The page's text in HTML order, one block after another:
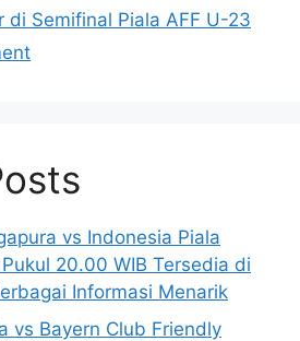
di Semifinal Piala AFF U-23
vs Indonesia Piala
20.00 WIB Tersedia di
Informasi Menarik
vs Bayern Club Friendly